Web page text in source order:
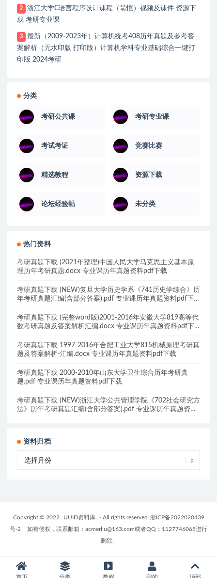
2
浙江大学C语言程序设计课程（翁恺）视频及课件 资源下
载 考研专业课
3
最新（2009-2023年）计算机统考408历年真题及参考答
案解析（无水印版 打印版）计算机学科专业基础综合一键打
印版 2024考研
分类
考研公共课 考研专业课
考试考证 竞赛比赛
精选教程 资源下载
论坛经验帖 未分类
热门资料
考研真题下载 (2021年整理)中国人民大学马克思主义基本原
理历年考研真题.docx 专业课历年真题资料pdf下载
考研真题下载 (NEW)复旦大学历史学系《741历史学综合》历
年考研真题汇编(含部分答案).pdf 专业课历年真题资料pdf下
考研真题下载 (完整word版)2001-2016年安徽大学819高等代
数考研真题及答案解析汇编.docx 专业课历年真题资料pdf下
考研真题下载 1997-2016年合肥工业大学815机械原理考研真
题及答案解析-汇编.docx 专业课历年真题资料pdf下载
考研真题下载 2000-2010年山东大学卫生综合历年考研真
题.pdf 专业课历年真题资料pdf下载
考研真题下载 (NEW)浙江大学公共管理学院《702社会研究方
法》历年考研真题汇编(含部分答案).pdf 专业课历年真题资料
资料归档
Copyright © 2022 UUID资料库 - All rights reserved 浙ICP备2022020439
号-2
如有侵权，联系邮箱：acmerliu@163.com或者QQ：1127746065进行
删除.